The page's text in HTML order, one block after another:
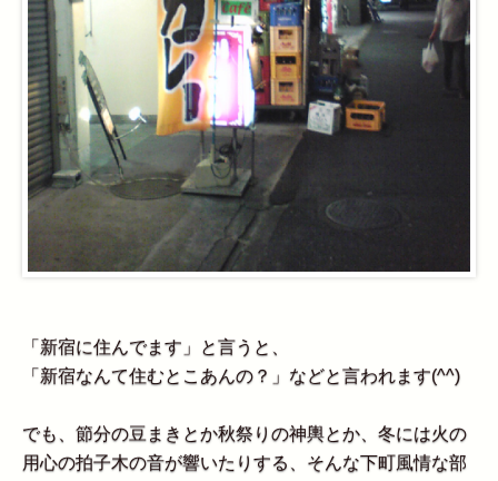
「新宿に住んでます」と言うと、
「新宿なんて住むとこあんの？」などと言われます(^^)
でも、節分の豆まきとか秋祭りの神輿とか、冬には火の
用心の拍子木の音が響いたりする、そんな下町風情な部